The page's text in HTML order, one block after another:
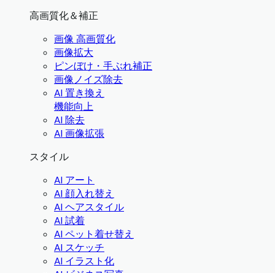
高画質化＆補正
画像 高画質化
画像拡大
ピンぼけ・手ぶれ補正
画像ノイズ除去
AI 置き換え
機能向上
AI 除去
AI 画像拡張
スタイル
AI アート
AI 顔入れ替え
AI ヘアスタイル
AI 試着
AI ペット着せ替え
AI スケッチ
AI イラスト化